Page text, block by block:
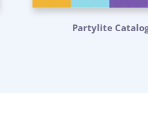
Partylite